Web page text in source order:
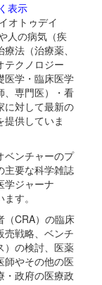
表示
オトゥデイ
人の病気（疾
法（治療薬、
テクノロジー
医学・臨床医学
、専門医）・看
に対して最新の
供していま
ベンチャーのプ
主要な科学雑誌
学ジャーナ
す。
（CRA）の臨床
売戦略、ベンチ
）の検討、医薬
師やその他の医
・政府の医療政